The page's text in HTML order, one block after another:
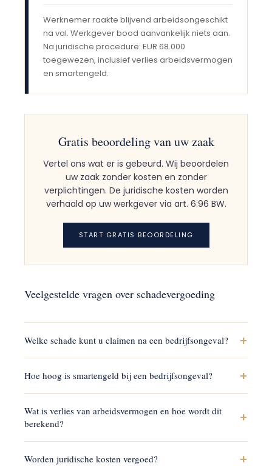
Werknemer raakte blijvend arbeidsongeschikt
na val. Werkgever bood aanvankelijk niets aan.
Na juridische procedure: EUR 68.000
toegewezen, inclusief verlies arbeidsvermogen
en smartengeld.
Gratis beoordeling van uw zaak
Vertel ons wat er is gebeurd. Wij beoordelen
uw zaak zonder kosten en zonder
verplichtingen. De juridische kosten worden
verhaald op uw werkgever via art. 6:96 BW.
START GRATIS BEOORDELING
Veelgestelde vragen over schadevergoeding
Welke schade kunt u claimen na een bedrijfsongeval? +
tijdens arbeidsongeschiktheid, verlies van
arbeidsvermogen op lange termijn, medische
kosten, kosten voor huishoudelijke hulp,
aanpassingskosten en juridische kosten (art. 6:96
Hoe hoog is smartengeld bij een bedrijfsongeval? +
5.000, bij matig letsel EUR 5.000–20.000, bij ernstig
blijvend letsel EUR 20.000–100.000+. Rechters
vergelijken met soortgelijke uitspraken.
Wat is verlies van arbeidsvermogen en hoe wordt dit
berekend?
+
inkomensverlies als u blijvend minder kunt
Worden juridische kosten vergoed? +